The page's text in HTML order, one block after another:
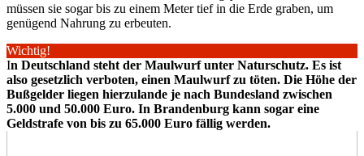
müssen sie sogar bis zu einem Meter tief in die Erde graben, um
genügend Nahrung zu erbeuten.
Wichtig!
In Deutschland steht der Maulwurf unter Naturschutz. Es ist
also gesetzlich verboten, einen Maulwurf zu töten. Die Höhe der
Bußgelder liegen hierzulande je nach Bundesland zwischen
5.000 und 50.000 Euro. In Brandenburg kann sogar eine
Geldstrafe von bis zu 65.000 Euro fällig werden.